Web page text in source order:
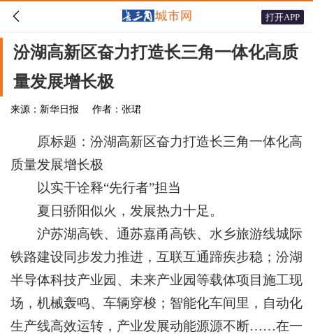
 打开APP
汾湖高新区奋力打造长三角一体化高质
量发展增长极
来源：新华日报 作者：张珺
原标题：汾湖高新区奋力打造长三角一体化高
质量发展增长极
以实干诠释“先行者”担当
夏日骄阳似火，发展热力十足。
沪苏湖高铁、通苏嘉甬高铁、水乡旅游线城际
铁路建设同步发力推进，互联互通蹄疾步稳；汾湖
半导体科技产业园、未来产业园等载体项目施工现
场，机械轰鸣、车辆穿梭；智能化车间里，自动化
生产线高效运转，产业发展动能源源不断……在一